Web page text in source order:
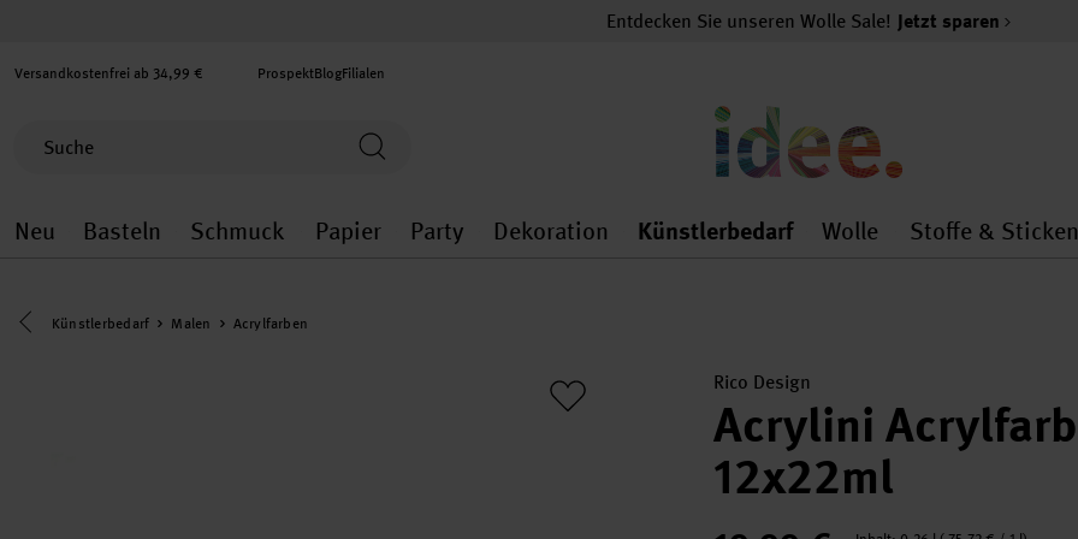
Entdecken Sie unseren Wolle Sale! Jetzt sparen
Versandkostenfrei ab 34,99 € ProspektBlogFilialen
Neu
Neu general.openMenu
Basteln
Basteln general.openMenu
Schmuck
Schmuck general.openMenu
Papier
Papier general.openMenu
Party
Party general.openMenu
Dekoration
Dekoration general.openMenu
Künstlerbedarf
Künstlerbedarf
Wolle
Wolle
Stoffe & Sticken
Eine Kategorie zurück navigieren
Künstlerbedarf Malen Acrylfarben
Rico Design
Acrylini
12x22ml